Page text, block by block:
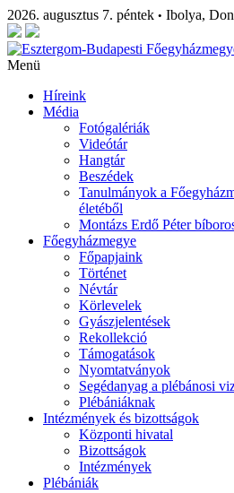
2026. augusztus 7. péntek • Ibolya,
Menü
Híreink
Média
Fotógalériák
Videótár
Hangtár
Beszédek
Tanulmányok a
életéből
Montázs Erdő Péter
Főegyházmegye
Főpapjaink
Történet
Névtár
Körlevelek
Gyászjelentések
Rekollekció
Támogatások
Nyomtatványok
Segédanyag a plébánosi
Plébániáknak
Intézmények és bizottságok
Központi hivatal
Bizottságok
Intézmények
Plébániák